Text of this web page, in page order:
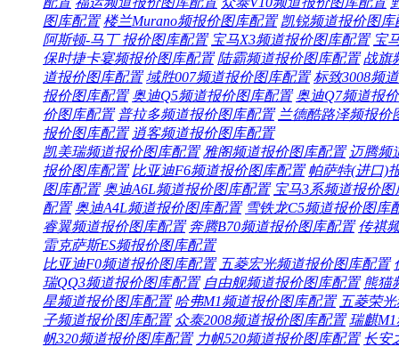
图库配置 楼兰Murano频报价图库配置 凯锐频道报价图库
阿斯顿-马丁报价图库配置 宝马X3频道报价图库配置 宝
保时捷卡宴频报价图库配置 陆霸频道报价图库配置 战旗
道报价图库配置 域胜007频道报价图库配置 标致3008频道
报价图库配置 奥迪Q5频道报价图库配置 奥迪Q7频道报价
价图库配置 普拉多频道报价图库配置 兰德酷路泽频报价
报价图库配置 逍客频道报价图库配置
凯美瑞频道报价图库配置 雅阁频道报价图库配置 迈腾频
报价图库配置 比亚迪F6频道报价图库配置 帕萨特(进口)
图库配置 奥迪A6L频道报价图库配置 宝马3系频道报价图
配置 奥迪A4L频道报价图库配置 雪铁龙C5频道报价图库
睿翼频道报价图库配置 奔腾B70频道报价图库配置 传祺
雷克萨斯ES频报价图库配置
比亚迪F0频道报价图库配置 五菱宏光频道报价图库配置
瑞QQ3频道报价图库配置 自由舰频道报价图库配置 熊猫
星频道报价图库配置 哈弗M1频道报价图库配置 五菱荣
子频道报价图库配置 众泰2008频道报价图库配置 瑞麒
帆320频道报价图库配置 力帆520频道报价图库配置 长安